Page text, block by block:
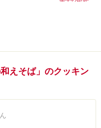
えそば」のクッキン